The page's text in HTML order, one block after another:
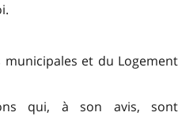
et du Logement
qui, à son avis, sont